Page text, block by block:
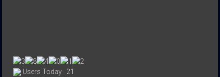
Users Today : 21